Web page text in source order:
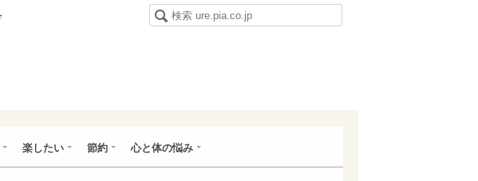
楽したい 節約 心と体の悩み